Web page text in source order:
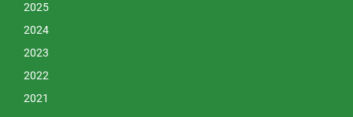
2025
2024
2023
2022
2021